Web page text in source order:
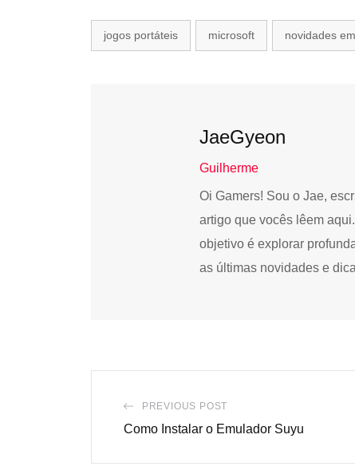
jogos portáteis microsoft novidades
JaeGyeon
Guilherme
Oi Gamers! Sou o Jae,
artigo que vocês lêem
objetivo é explorar
as últimas novidades e
PREVIOUS POST
Como Instalar o Emulador Suyu